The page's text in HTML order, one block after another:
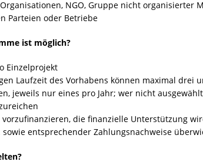
NGO, Gruppe nicht organisierter
Parteien oder Betriebe
ist möglich?
Einzelprojekt
Laufzeit des Vorhabens können maximal drei
jeweils nur eines pro Jahr; wer nicht
die finanzielle Unterstützung
entsprechender Zahlungsnachweise